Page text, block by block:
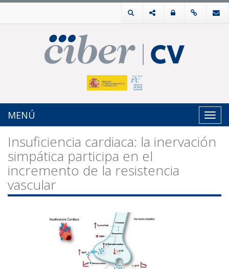
MENÚ
Insuficiencia cardiaca: la inervación
simpática participa en el
incremento de la resistencia
vascular